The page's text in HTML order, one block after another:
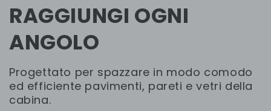
RAGGIUNGI OGNI
ANGOLO
Progettato per spazzare in modo comodo
ed efficiente pavimenti, pareti e vetri della
cabina.